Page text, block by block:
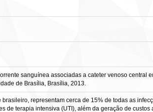
sanguínea associadas a cateter venoso central
de Brasília, Brasília, 2013.
representam cerca de 15% de todas as
de terapia intensiva (UTI), além da geração de custos